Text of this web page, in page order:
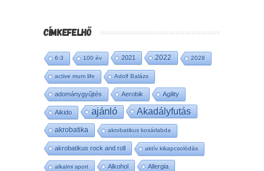
CÍMKEFELHŐ
6:3 100 év 2021 2022 2028
active mum life Adolf Balázs
adománygyűjtés Aerobik Agility
Aikido ajánló Akadályfutás
akrobatika akrobatikus kosárlabda
akrobatikus rock and roll aktív kikapcsolódás
alkalmi sport Alkohol Allergia